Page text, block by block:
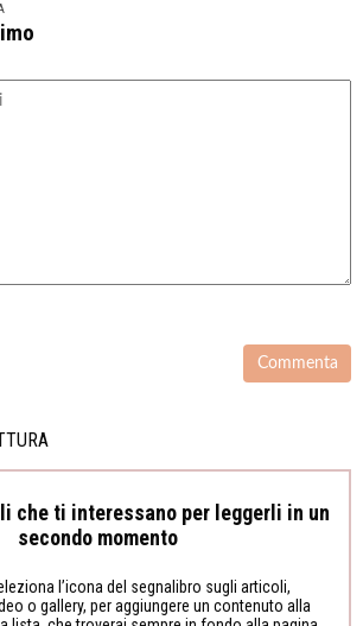
che ti interessano per leggerli in un
secondo momento
l’icona del segnalibro sugli articoli,
o gallery, per aggiungere un contenuto alla